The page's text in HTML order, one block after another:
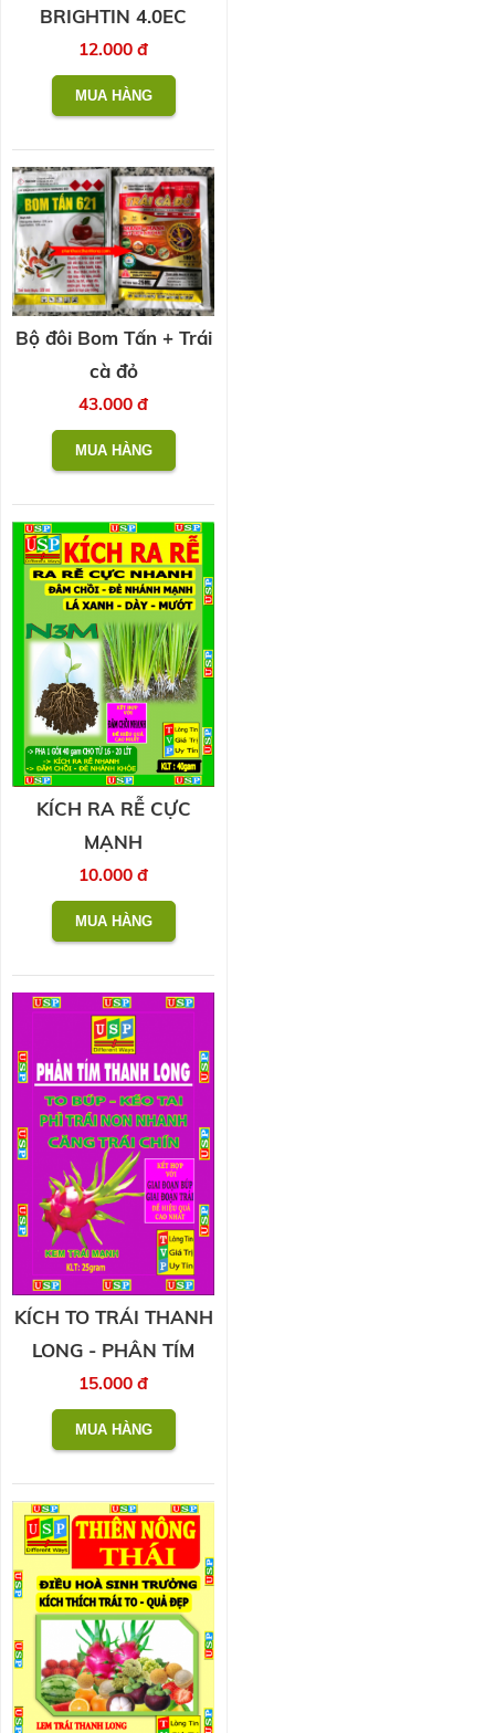
BRIGHTIN 4.0EC
12.000 đ
Bộ đôi Bom Tấn + Trái
cà đỏ
43.000 đ
KÍCH RA RỄ CỰC
MẠNH
10.000 đ
KÍCH TO TRÁI THANH
LONG - PHÂN TÍM
15.000 đ